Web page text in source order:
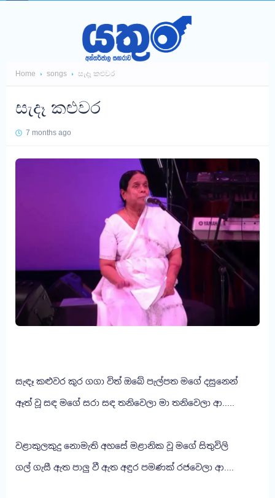
Home songs සැදෑ කළුවර
සැදෑ කළුවර
7 months ago
සැඳෑ කළුවර කුර ගගා විත් ඔබේ පැල්පත මගේ දසුනෙන්
ඈත් වූ සඳ මගේ සරා සඳ තනිවෙලා මා තනිවෙලා ආ.....
වළාකුලකුදු නොමැති අහසේ මළානික වූ මගේ සිතුවිලි
ගල් ගැසී ඇත පාලු වී ඇත අඳුර පමණක් රජවෙලා ආ....